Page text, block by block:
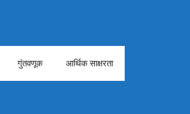
गुंतवणूक आर्थिक साक्षरता